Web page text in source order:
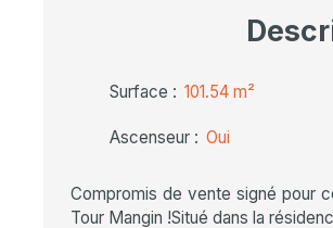
Surface : 101.54 m²
Ascenseur : Oui
Compromis de vente signé pour
Tour Mangin !Situé dans la